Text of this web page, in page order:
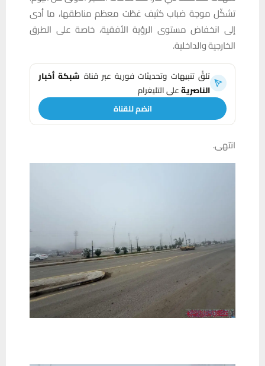
تشكّل موجة ضباب كثيف غطّت معظم مناطقها، ما أدى
إلى انخفاض مستوى الرؤية الأفقية، خاصة على الطرق
الخارجية والداخلية.
تلقَّ تنبيهات وتحديثات فورية عبر قناة شبكة أخبار
الناصريةعلى التليغرام
انضم للقناة
انتهى.